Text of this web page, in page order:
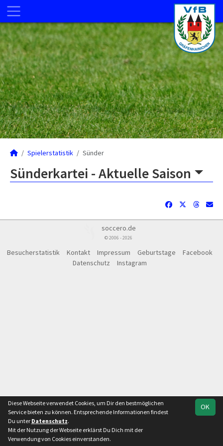
Spielerstatistik Sünder
Sünderkartei -Aktuelle Saison
soccero.de
© 2006 - 2026
Besucherstatistik Kontakt Impressum Geburtstage
Facebook
Datenschutz
Instagram
OK
Diese Webseite verwendet Cookies, um Dir den bestmöglichen
Service bieten zu können. Entsprechende Informationen findest
Du unter Datenschutz.
Mit der Nutzung der Webseite erklärst Du Dich mit der
Verwendung von Cookies einverstanden.